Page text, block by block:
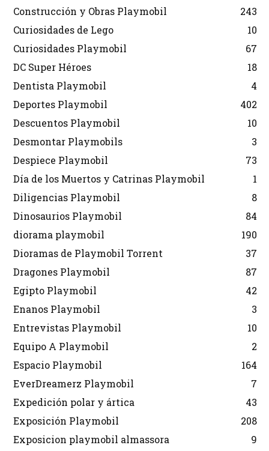
Construcción y Obras Playmobil
243
Curiosidades de Lego
10
Curiosidades Playmobil
67
DC Super Héroes
18
Dentista Playmobil
4
Deportes Playmobil
402
Descuentos Playmobil
10
Desmontar Playmobils
3
Despiece Playmobil
73
Día de los Muertos y Catrinas Playmobil
1
Diligencias Playmobil
8
Dinosaurios Playmobil
84
diorama playmobil
190
Dioramas de Playmobil Torrent
37
Dragones Playmobil
87
Egipto Playmobil
42
Enanos Playmobil
3
Entrevistas Playmobil
10
Equipo A Playmobil
2
Espacio Playmobil
164
EverDreamerz Playmobil
7
Expedición polar y ártica
43
Exposición Playmobil
208
Exposicion playmobil almassora
9